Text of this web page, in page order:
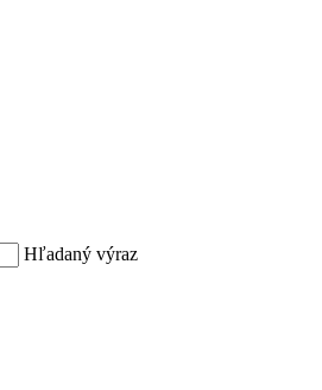
Hľadaný výraz